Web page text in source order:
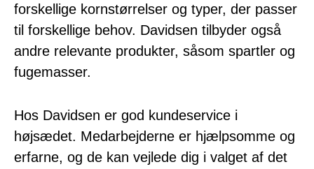
forskellige kornstørrelser og typer, der passer
til forskellige behov. Davidsen tilbyder også
andre relevante produkter, såsom spartler og
fugemasser.
Hos Davidsen er god kundeservice i
højsædet. Medarbejderne er hjælpsomme og
erfarne, og de kan vejlede dig i valget af det